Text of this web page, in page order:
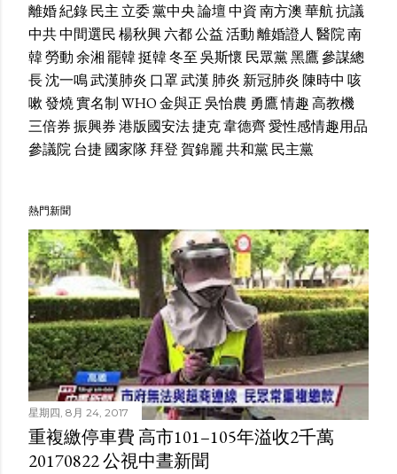
離婚紀錄民主 立委黨中央論壇中資南方澳華航抗議
中共中間選民楊秋興六都公益活動離婚證人 醫院南
韓勞動余湘罷韓挺韓冬至吳斯懷 民眾黨黑鷹參謀總
長沈一鳴武漢肺炎 口罩武漢 肺炎 新冠肺炎陳時中 咳
嗽發燒實名制WHO金與正吳怡農 勇鷹情趣高教機
三倍券振興券港版國安法捷克韋德齊愛性感情趣用品
參議院台捷 國家隊拜登賀錦麗共和黨民主黨
熱門新聞
星期四, 8月 24, 2017
重複繳停車費 高市101–105年溢收2千萬
20170822 公視中晝新聞